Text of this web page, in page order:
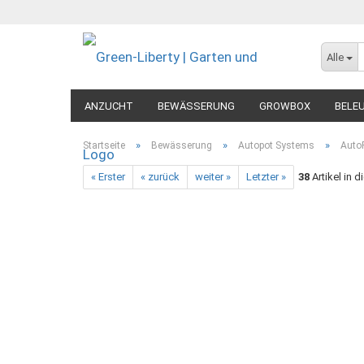
Alle
ANZUCHT BEWÄSSERUNG GROWBOX
MESSGERÄTE
Startseite » Bewässerung » Autopot Systems »
« Erster « zurück weiter » Letzter » 38 Artikel in